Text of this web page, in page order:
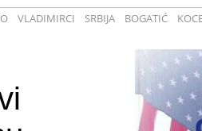
VLADIMIRCI SRBIJA BOGATIĆ